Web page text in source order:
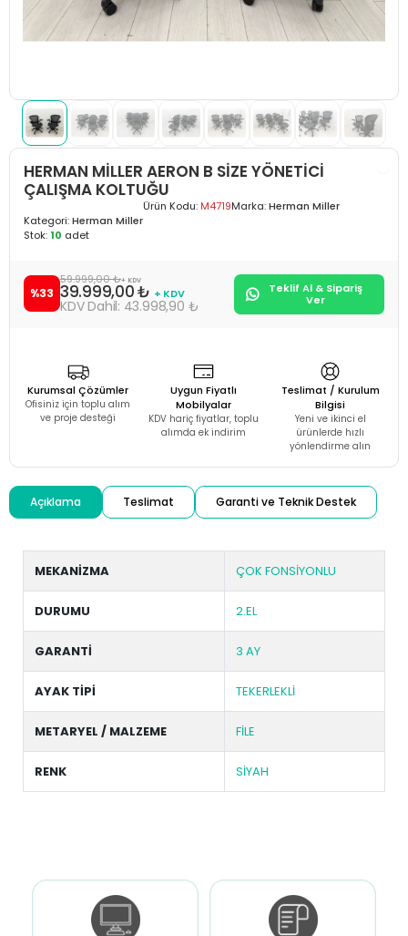
HERMAN MİLLER AERON B SİZE YÖNETİCİ
ÇALIŞMA KOLTUĞU
Kategori:Herman Miller
Ürün Kodu: M4719Marka:Herman Miller
Stok: 10 adet
%33
59.999,00 ₺+ KDV
39.999,00 ₺ + KDV
43.998,90 ₺
Teklif Al & Sipariş
Ver
Kurumsal Çözümler
Ofisiniz için toplu alım
ve proje desteği
Uygun Fiyatlı
Mobilyalar
KDV hariç fiyatlar, toplu
alımda ek indirim
Teslimat / Kurulum
Bilgisi
Yeni ve ikinci el
ürünlerde hızlı
yönlendirme alın
Açıklama Teslimat Garanti ve Teknik Destek
MEKANİZMA ÇOK FONSİYONLU
DURUMU 2.EL
GARANTİ 3 AY
AYAK TİPİ TEKERLEKLİ
METARYEL / MALZEME FİLE
RENK SİYAH